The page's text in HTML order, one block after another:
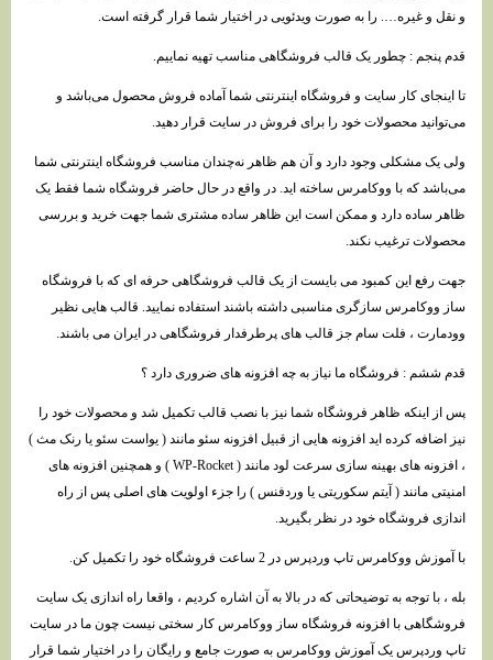
و نقل و غیره…. را به صورت ویدئویی در اختیار شما قرار گرفته است.
قدم پنجم : چطور یک قالب فروشگاهی مناسب تهیه نماییم.
تا اینجای کار سایت و فروشگاه اینترنتی شما آماده فروش محصول می‌باشد و
می‌توانید محصولات خود را برای فروش در سایت قرار دهید.
ولی یک مشکلی وجود دارد و آن هم ظاهر نه‌چندان مناسب فروشگاه اینترنتی شما
می‌باشد که با ووکامرس ساخته اید. در واقع در حال حاضر فروشگاه شما فقط یک
ظاهر ساده دارد و ممکن است این ظاهر ساده مشتری شما جهت خرید و بررسی
محصولات ترغیب نکند.
جهت رفع این کمبود می بایست از یک قالب فروشگاهی حرفه ای که با فروشگاه
ساز ووکامرس سازگری مناسبی داشته باشند استفاده نمایید. قالب هایی نظیر
وودمارت ، فلت سام جز قالب های پرطرفدار فروشگاهی در ایران می باشند.
قدم ششم : فروشگاه ما نیاز به چه افزونه های ضروری دارد ؟
پس از اینکه ظاهر فروشگاه شما نیز با نصب قالب تکمیل شد و محصولات خود را
نیز اضافه کرده اید افزونه هایی از قبیل افزونه سئو مانند ( یواست سئو یا رنک مث )
، افزونه های بهینه سازی سرعت لود مانند ( WP-Rocket ) و همچنین افزونه های
امنیتی مانند ( آیتم سکوریتی یا وردفنس ) را جزء اولویت های اصلی پس از راه
اندازی فروشگاه خود در نظر بگیرید.
با آموزش ووکامرس تاپ وردپرس در 2 ساعت فروشگاه خود را تکمیل کن.
بله ، با توجه به توضیحاتی که در بالا به آن اشاره کردیم ، واقعا راه اندازی یک سایت
فروشگاهی با افزونه فروشگاه ساز ووکامرس کار سختی نیست چون ما در سایت
تاپ وردپرس یک آموزش ووکامرس به صورت جامع و رایگان را در اختیار شما قرار